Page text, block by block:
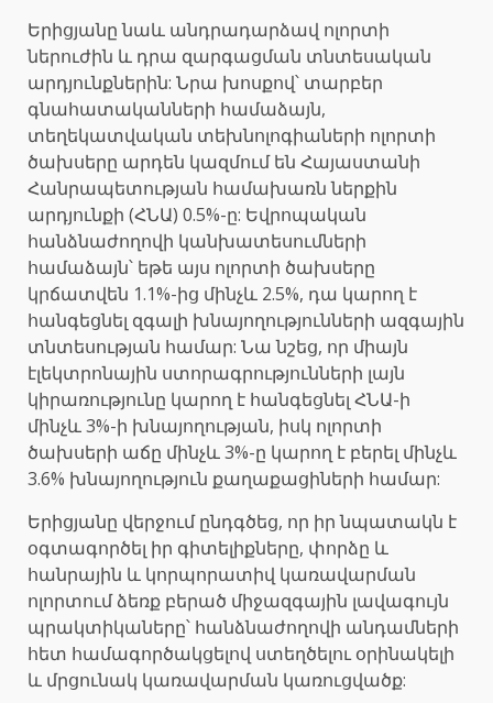
Երիցյանը նաև անդրադարձավ ոլորտի
ներուժին և դրա զարգացման տնտեսական
արդյունքներին: Նրա խոսքով՝ տարբեր
գնահատականների համաձայն,
տեղեկատվական տեխնոլոգիաների ոլորտի
ծախսերը արդեն կազմում են Հայաստանի
Հանրապետության համախառն ներքին
արդյունքի (ՀՆԱ) 0.5%-ը: Եվրոպական
հանձնաժողովի կանխատեսումների
համաձայն՝ եթե այս ոլորտի ծախսերը
կրճատվեն 1.1%-ից մինչև 2.5%, դա կարող է
հանգեցնել զգալի խնայողությունների ազգային
տնտեսության համար: Նա նշեց, որ միայն
էլեկտրոնային ստորագրությունների լայն
կիրառությունը կարող է հանգեցնել ՀՆԱ-ի
մինչև 3%-ի խնայողության, իսկ ոլորտի
ծախսերի աճը մինչև 3%-ը կարող է բերել մինչև
3.6% խնայողություն քաղաքացիների համար:
Երիցյանը վերջում ընդգծեց, որ իր նպատակն է
օգտագործել իր գիտելիքները, փորձը և
հանրային և կորպորատիվ կառավարման
ոլորտում ձեռք բերած միջազգային լավագույն
պրակտիկաները՝ հանձնաժողովի անդամների
հետ համագործակցելով ստեղծելու օրինակելի
և մրցունակ կառավարման կառուցվածք: